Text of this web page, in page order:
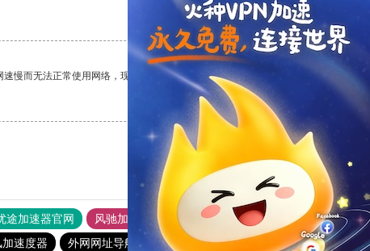
支持 [0] 反对 [0]
慢而无法正常使用网络，现在有了这个app，我再也不用担心了。
支持
途加速器官网 风驰加速器
旋风加速器
速度器 外网网址导航 软件中心 雷霆加速 狂飙加速器